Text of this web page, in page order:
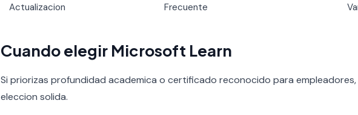
Actualizacion Frecuente
Cuando elegir Microsoft Learn
Si priorizas profundidad academica o certificado reconocido para
eleccion solida.